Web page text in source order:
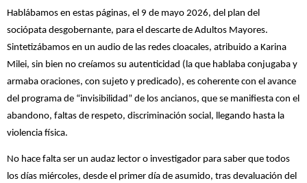
Hablábamos en estas páginas, el 9 de mayo 2026, del plan del
sociópata desgobernante, para el descarte de Adultos Mayores.
Sintetizábamos en un audio de las redes cloacales, atribuido a Karina
Milei, sin bien no creíamos su autenticidad (la que hablaba conjugaba y
armaba oraciones, con sujeto y predicado), es coherente con el avance
del programa de “invisibilidad” de los ancianos, que se manifiesta con el
abandono, faltas de respeto, discriminación social, llegando hasta la
violencia física.
No hace falta ser un audaz lector o investigador para saber que todos
los días miércoles, desde el primer día de asumido, tras devaluación del